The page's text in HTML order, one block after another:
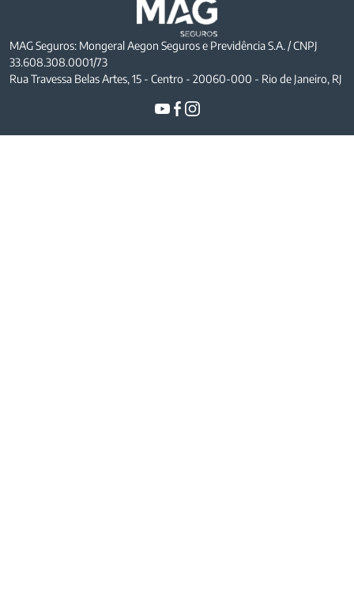
MAG Seguros: Mongeral Aegon Seguros e Previdência S.A. / CNPJ
33.608.308.0001/73
Rua Travessa Belas Artes, 15 - Centro - 20060-000 - Rio de Janeiro, RJ